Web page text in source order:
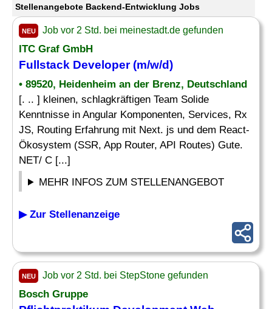
Stellenangebote Backend-Entwicklung Jobs
NEU Job vor 2 Std. bei meinestadt.de gefunden
ITC Graf GmbH
Fullstack Developer (m/w/d)
• 89520, Heidenheim an der Brenz, Deutschland
[. .. ] kleinen, schlagkräftigen Team Solide
Kenntnisse in Angular Komponenten, Services, Rx
JS, Routing Erfahrung mit Next. js und dem React-
Ökosystem (SSR, App Router, API Routes) Gute.
NET/ C [...]
MEHR INFOS ZUM STELLENANGEBOT
▶ Zur Stellenanzeige
NEU Job vor 2 Std. bei StepStone gefunden
Bosch Gruppe